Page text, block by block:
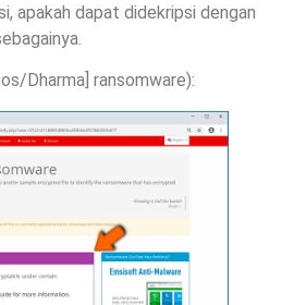
apakah dapat didekripsi dengan
Dharma] ransomware):